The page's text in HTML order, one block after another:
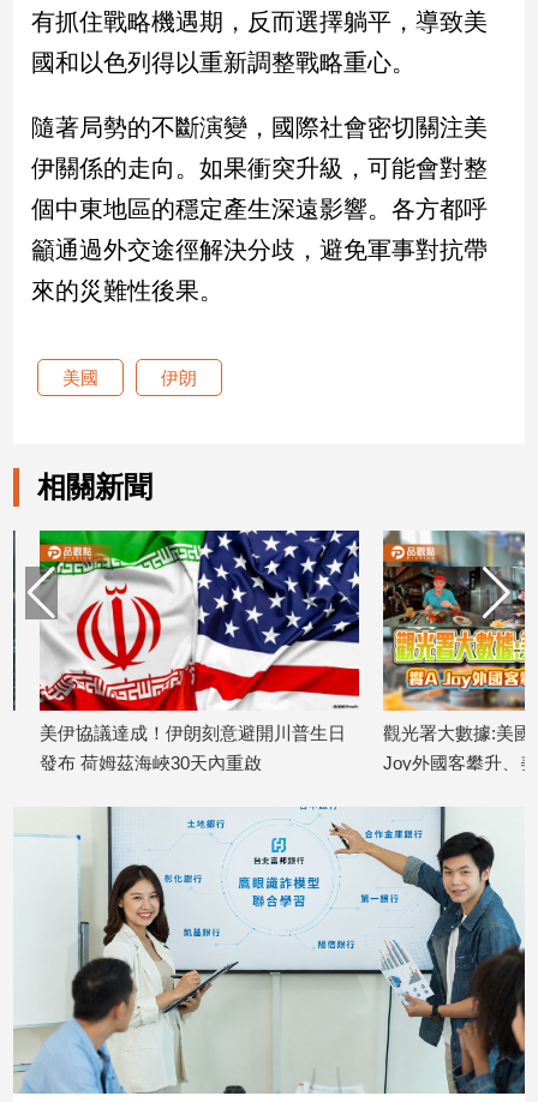
建
築/
室
設
計
旅
遊/
美
食
星
理
消
康/
子/
感
情
藝
術
文
創
／
電
動
物
有抓住戰略機遇期，反而選擇躺平，導致美
國和以色列得以重新調整戰略重心。
隨著局勢的不斷演變，國際社會密切關注美
伊關係的走向。如果衝突升級，可能會對整
個中東地區的穩定產生深遠影響。各方都呼
籲通過外交途徑解決分歧，避免軍事對抗帶
來的災難性後果。
美國 伊朗
相關新聞
美伊協議達成！伊朗刻意避開川普生日
發布 荷姆茲海峽30天內重啟
觀光署大數據:美國客
Joy外國客攀升、美